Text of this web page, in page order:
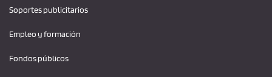
Soportes publicitarios
Empleo y formación
Fondos públicos